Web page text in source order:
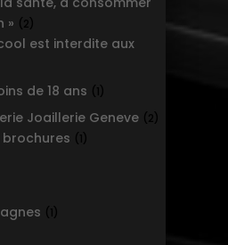
»
22
products
est interdite aux
de 18 ans 11
Joaillerie Geneve 22
11
11